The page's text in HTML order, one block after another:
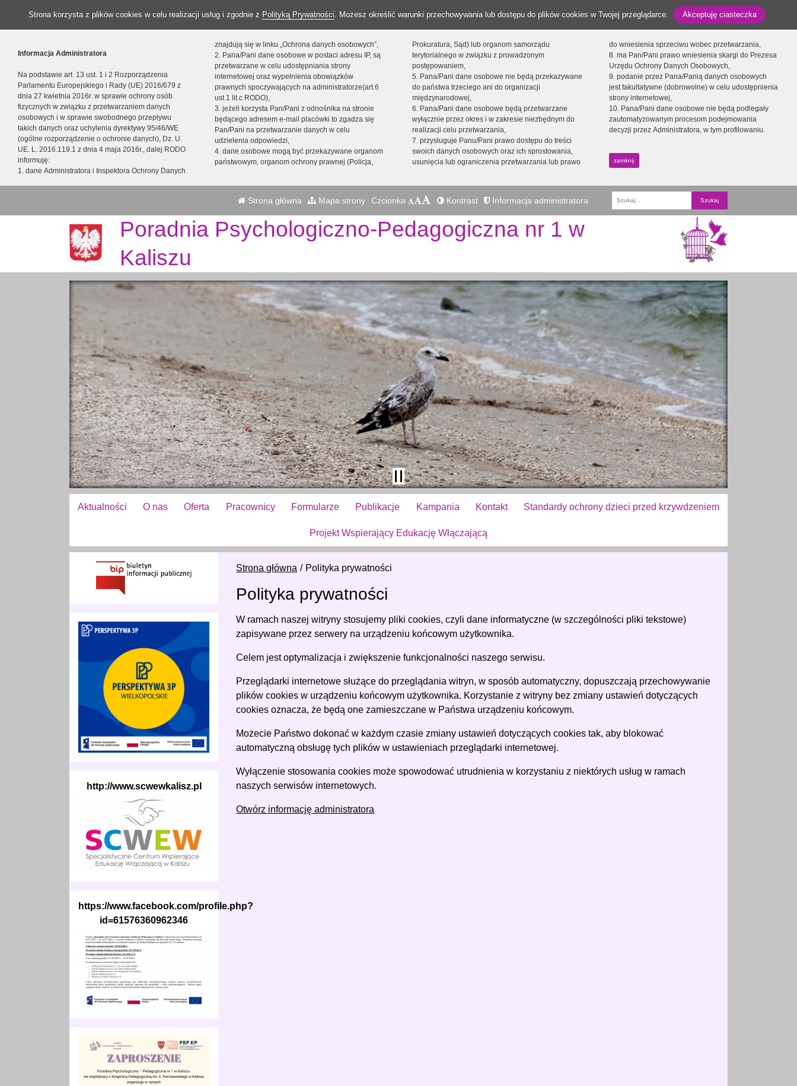
Strona korzysta z plików cookies w celu realizacji usług i zgodnie z Polityką Prywatności. Możesz określić warunki przechowywania lub dostępu do plików cookies w Twojej przeglądarce. Akceptuję ciasteczka
Informacja Administratora
Na podstawie art. 13 ust. 1 i 2 Rozporządzenia
Parlamentu Europejskiego i Rady (UE) 2016/679 z
dnia 27 kwietnia 2016r. w sprawie ochrony osób
fizycznych w związku z przetwarzaniem danych
osobowych i w sprawie swobodnego przepływu
takich danych oraz uchylenia dyrektywy 95/46/WE
(ogólne rozporządzenie o ochronie danych), Dz. U.
UE. L. 2016.119.1 z dnia 4 maja 2016r., dalej RODO
informuję:
1. dane Administratora i Inspektora Ochrony Danych
znajdują się w linku „Ochrona danych osobowych”,
2. Pana/Pani dane osobowe w postaci adresu IP, są
przetwarzane w celu udostępniania strony
internetowej oraz wypełnienia obowiązków
prawnych spoczywających na administratorze(art.6
ust.1 lit.c RODO),
3. jeżeli korzysta Pan/Pani z odnośnika na stronie
będącego adresem e-mail placówki to zgadza się
Pan/Pani na przetwarzanie danych w celu
udzielenia odpowiedzi,
4. dane osobowe mogą być przekazywane organom
państwowym, organom ochrony prawnej (Policja,
Prokuratura, Sąd) lub organom samorządu
terytorialnego w związku z prowadzonym
postępowaniem,
5. Pana/Pani dane osobowe nie będą przekazywane
do państwa trzeciego ani do organizacji
międzynarodowej,
6. Pana/Pani dane osobowe będą przetwarzane
wyłącznie przez okres i w zakresie niezbędnym do
realizacji celu przetwarzania,
7. przysługuje Panu/Pani prawo dostępu do treści
swoich danych osobowych oraz ich sprostowania,
usunięcia lub ograniczenia przetwarzania lub prawo
do wniesienia sprzeciwu wobec przetwarzania,
8. ma Pan/Pani prawo wniesienia skargi do Prezesa
Urzędu Ochrony Danych Osobowych,
9. podanie przez Pana/Panią danych osobowych
jest fakultatywne (dobrowolne) w celu udostępnienia
strony internetowej,
10. Pana/Pani dane osobowe nie będą podlegały
zautomatyzowanym procesom podejmowania
decyzji przez Administratora, w tym profilowaniu.
zamknij
Strona główna Mapa strony Czcionka Kontrast Informacja administratora
Fraza
Poradnia Psychologiczno-Pedagogiczna nr 1 w
Kaliszu
Aktualności O nas Oferta Pracownicy Formularze Publikacje Kampania Kontakt Standardy ochrony dzieci przed krzywdzeniem
Projekt Wspierający Edukację Włączającą
http://www.scwewkalisz.pl
https://www.facebook.com/profile.php?
id=61576360962346
Strona główna Polityka prywatności
Polityka prywatności
W ramach naszej witryny stosujemy pliki cookies, czyli dane informatyczne (w szczególności pliki tekstowe)
zapisywane przez serwery na urządzeniu końcowym użytkownika.
Celem jest optymalizacja i zwiększenie funkcjonalności naszego serwisu.
Przeglądarki internetowe służące do przeglądania witryn, w sposób automatyczny, dopuszczają przechowywanie
plików cookies w urządzeniu końcowym użytkownika. Korzystanie z witryny bez zmiany ustawień dotyczących
cookies oznacza, że będą one zamieszczane w Państwa urządzeniu końcowym.
Możecie Państwo dokonać w każdym czasie zmiany ustawień dotyczących cookies tak, aby blokować
automatyczną obsługę tych plików w ustawieniach przeglądarki internetowej.
Wyłączenie stosowania cookies może spowodować utrudnienia w korzystaniu z niektórych usług w ramach
naszych serwisów internetowych.
Otwórz informację administratora